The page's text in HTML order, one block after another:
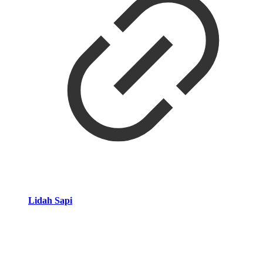
Lidah Sapi